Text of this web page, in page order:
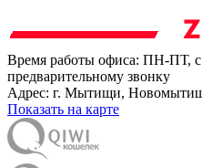
Время работы офиса: ПН-ПТ, с
предварительному звонку
Адрес: г. Мытищи,
Показать на карте